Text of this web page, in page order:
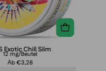
Exotic Chill Slim
12 mg/Beutel
Аb €3,28